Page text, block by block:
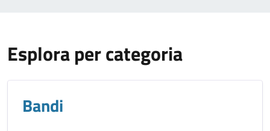
Esplora per categoria
Bandi